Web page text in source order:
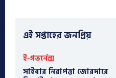
এই সপ্তাহের জনপ্রিয়
ই-গভর্নেন্স
সাইবার নিরাপত্তা জোরদারে